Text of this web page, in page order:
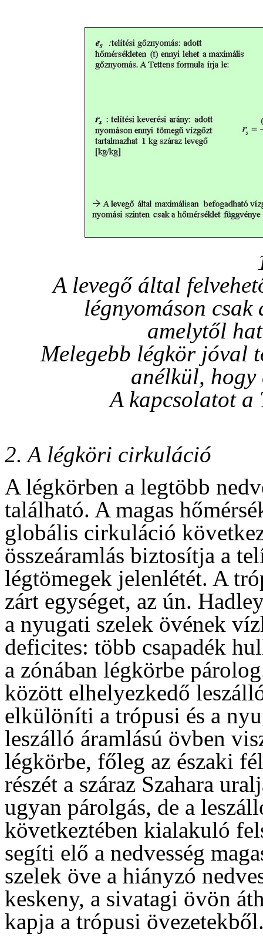
A levegő által
légnyomáson csak
amelytől
Melegebb légkör jóval
anélkül, hogy
A kapcsolatot a
2. A légköri cirkuláció
A légkörben a legtöbb
található. A magas
globális cirkuláció
összeáramlás biztosítja a
légtömegek jelenlétét. A
zárt egységet, az ún.
a nyugati szelek övének
deficites: több csapadék
a zónában légkörbe
között elhelyezkedő
elkülöníti a trópusi és a
leszálló áramlású övben
légkörbe, főleg az északi
részét a száraz Szahara
ugyan párolgás, de a
következtében kialakuló
segíti elő a nedvesség
szelek öve a hiányzó
keskeny, a sivatagi övön
kapja a trópusi